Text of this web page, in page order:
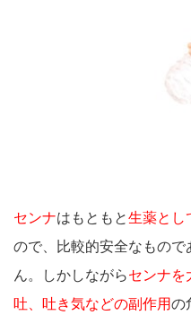
センナはもともと生薬とし
ので、比較的安全なもの
ん。しかしながらセンナを
吐、吐き気などの副作用の